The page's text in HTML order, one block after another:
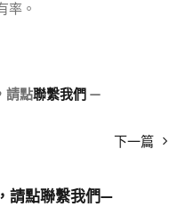
率。
請點聯繫我們 —
下一篇
請點聯繫我們—